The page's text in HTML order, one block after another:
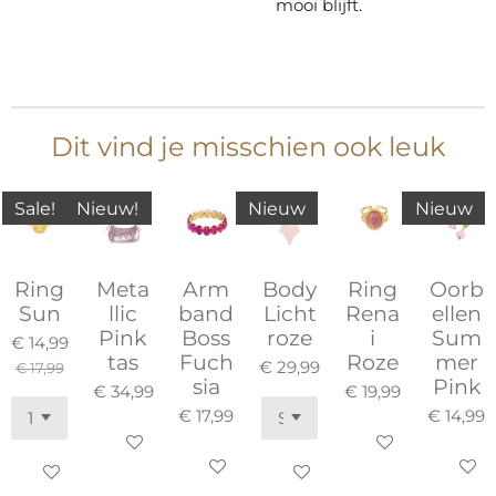
mooi blijft.
Dit vind je misschien ook leuk
Sale!
Ring
Sun
€ 14,99
€ 17,99
In winkelwagen
Nieuw!
Meta
llic
Pink
tas
€ 34,99
In winkelwagen
Arm
band
Boss
Fuch
sia
€ 17,99
In winkelwagen
Nieuw
Body
Licht
roze
€ 29,99
In winkelwagen
Ring
Rena
i
Roze
€ 19,99
In winkelwagen
Nieuw
Oorb
ellen
Sum
mer
Pink
€ 14,99
In